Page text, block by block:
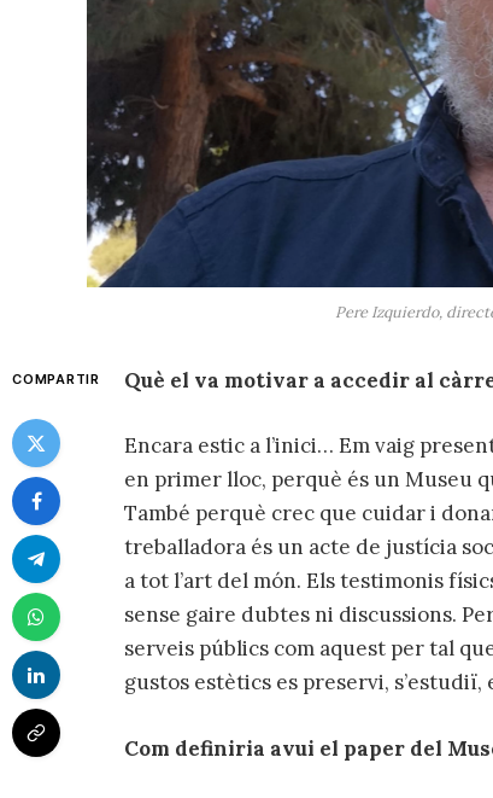
Pere Izquierdo,
COMPARTIR Què el va motivar a accedir al
Encara estic a l’inici… Em vaig
en primer lloc, perquè és un Museu
També perquè crec que cuidar i
treballadora és un acte de justícia
a tot l’art del món. Els testimonis
sense gaire dubtes ni discussions.
serveis públics com aquest per tal
gustos estètics es preservi,
Com definiria avui el paper del